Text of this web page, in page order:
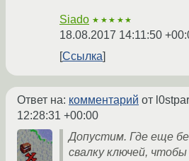
Siado ★★★★★
18.08.2017 14:11:50
Ссылка
Ответ на: комментарий от
12:28:31 +00:00
Допустим. Где еще
свалку ключей,